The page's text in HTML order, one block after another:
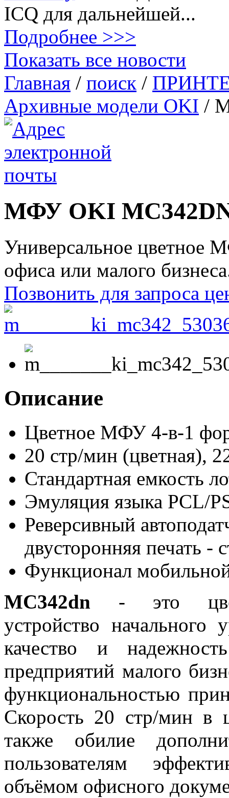
ICQ для дальнейшей...
Подробнее >>>
Показать все новости
Главная / поиск /
Архивные модели OKI /
МФУ OKI
Универсальное цветное
офиса или малого
Позвонить для запроса
Описание
Цветное МФУ 4-в-1
20 стр/мин (цветная),
Стандартная емкость
Эмуляция языка PCL/
Реверсивный
двусторонняя печать -
Функционал
МС342dn - это
устройство начального
качество и
предприятий малого
функциональностью
Скорость 20 стр/мин в
также обилие
пользователям
объёмом офисного